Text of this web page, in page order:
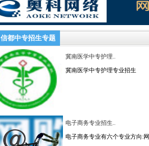
信都中专招生专题
冀南医学中专护理..
冀南医学中专护理专业招生
电子商务专业招生..
电子商务专业有六个专业方向:网